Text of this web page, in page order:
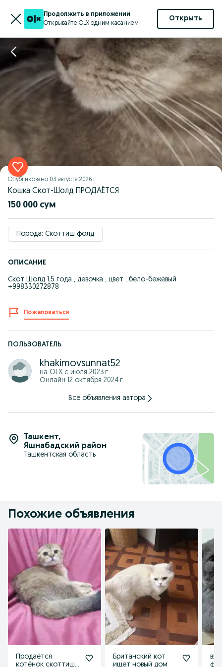
Продолжить в приложении
Открывайте OLX одним касанием
Открыть
Опубликовано 03 августа 2026 г.
Кошка Скот-Шолд ПРОДАЁТСЯ
150 000 сум
Порода: Скоттиш фолд
ОПИСАНИЕ
Скот Шолд 1,5 года , девочка , цвет , бело-бежевый.
+998330272878
Пожаловаться
ПОЛЬЗОВАТЕЛЬ
khakimovsunnat52
на OLX с июля 2023 г.
Онлайн 12 октября 2024 г.
Все объявления автора
Ташкент,
Яшнабадский район
Ташкентская область
Похожие объявления
Продаётся
котёнок скоттиш
Британский кот
ищет новый дом